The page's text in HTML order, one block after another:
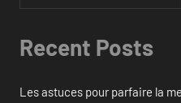
Recent Posts
Les astuces pour parfaire la